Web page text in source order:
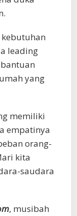
leading
yang
memiliki
empatinya
orang-
kita
saudara
, musibah